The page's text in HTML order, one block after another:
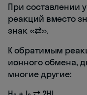
При составлении
реакций вместо
знак «⇄».
К обратимым
ионного обмена,
многие другие: